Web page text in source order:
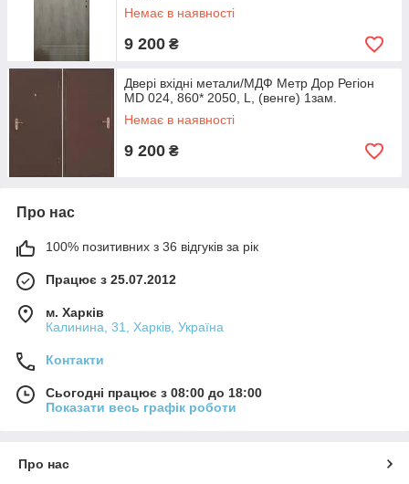
Немає в наявності
9 200 ₴
Двері вхідні метали/МДФ Метр Дор Регіон
MD 024, 860* 2050, L, (венге) 1зам.
Немає в наявності
9 200 ₴
Про нас
100% позитивних з 36 відгуків за рік
Працює з 25.07.2012
м. Харків
Калинина, 31, Харків, Україна
Контакти
Сьогодні працює з 08:00 до 18:00
Показати весь графік роботи
Про нас